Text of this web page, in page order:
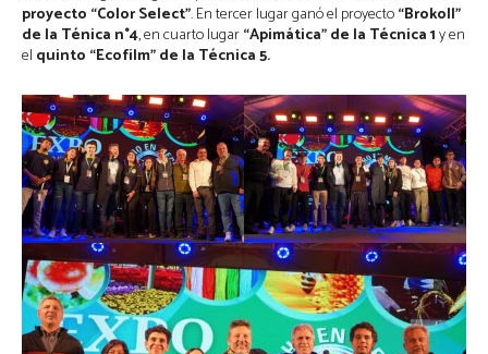
proyecto “Color Select”. En tercer lugar ganó el proyecto“Brokoll”
de la Ténica n°4, en cuarto lugar“Apimática” de la Técnica 1y en
el quinto “Ecofilm” de la Técnica 5.